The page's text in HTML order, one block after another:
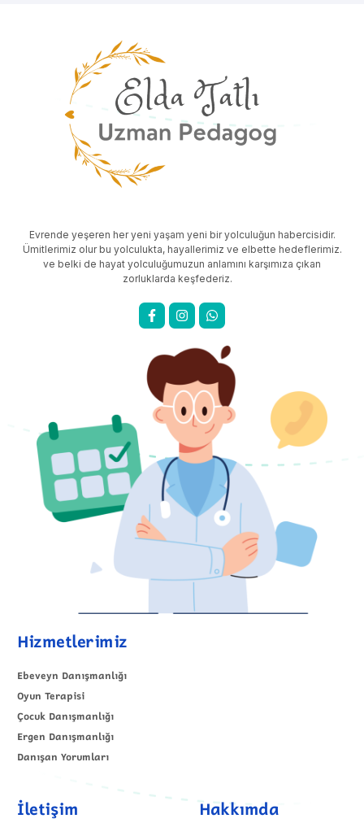
Evrende yeşeren her yeni yaşam yeni bir yolculuğun habercisidir.
Ümitlerimiz olur bu yolculukta, hayallerimiz ve elbette hedeflerimiz.
ve belki de hayat yolculuğumuzun anlamını karşımıza çıkan
zorluklarda keşfederiz.
Hizmetlerimiz
Ebeveyn Danışmanlığı
Oyun Terapisi
Çocuk Danışmanlığı
Ergen Danışmanlığı
Danışan Yorumları
İletişim Hakkımda